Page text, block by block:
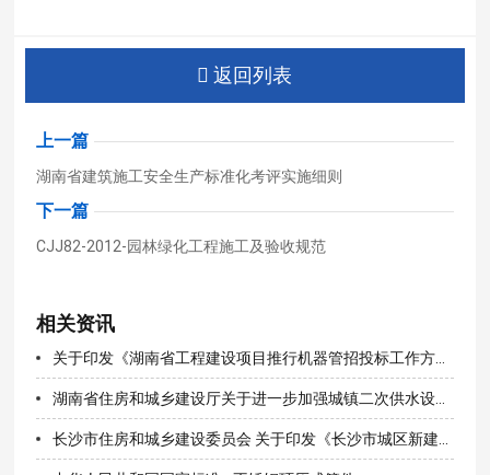
返回列表
上一篇
湖南省建筑施工安全生产标准化考评实施细则
下一篇
CJJ82-2012-园林绿化工程施工及验收规范
相关资讯